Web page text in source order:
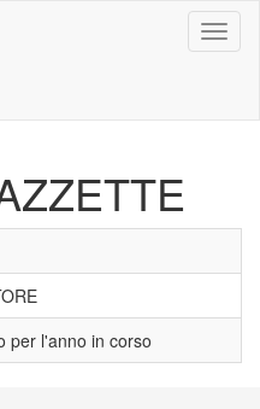
per l'anno in corso